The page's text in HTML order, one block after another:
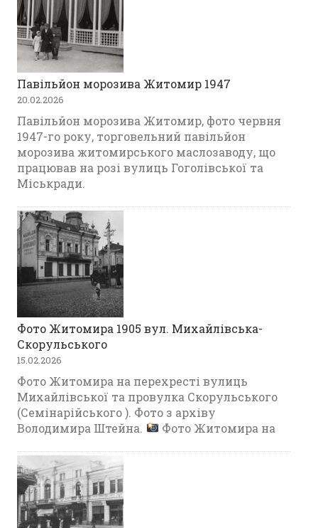
Павільйон морозива Житомир 1947
20.02.2026
Павільйон морозива Житомир, фото червня
1947-го року, торговельний павільйон
морозива житомирського маслозаводу, що
працював на розі вулиць Гоголівської та
Міськради.
Фото Житомира 1905 вул. Михайлівська-
Скорульського
15.02.2026
Фото Житомира на перехресті вулиць
Михайлівської та провулка Скорульського
(Семінарійського ). Фото з архіву
Володимира Штейна.
Фото Житомира на